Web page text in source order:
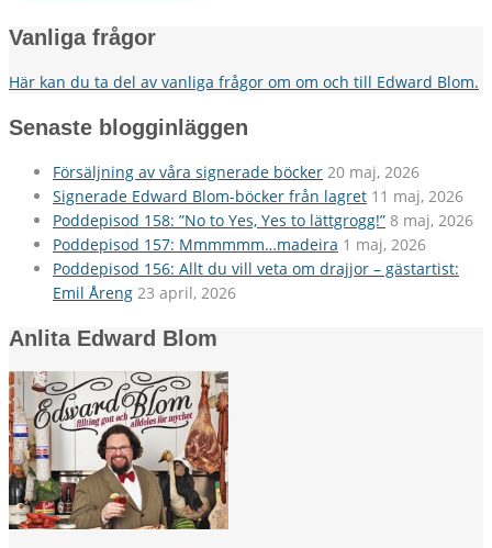
Vanliga frågor
Här kan du ta del av vanliga frågor om om och till Edward Blom.
Senaste blogginläggen
Försäljning av våra signerade böcker 20 maj, 2026
Signerade Edward Blom-böcker från lagret 11 maj, 2026
Poddepisod 158: ”No to Yes, Yes to lättgrogg!” 8 maj, 2026
Poddepisod 157: Mmmmmm…madeira 1 maj, 2026
Poddepisod 156: Allt du vill veta om drajjor – gästartist:
Emil Åreng 23 april, 2026
Anlita Edward Blom